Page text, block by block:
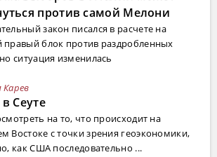
против самой Мелони
закон писался в расчете на
правый блок против раздробленных
ситуация изменилась
в Сеуте
на то, что происходит на
Востоке с точки зрения геоэкономики,
как США последовательно ...